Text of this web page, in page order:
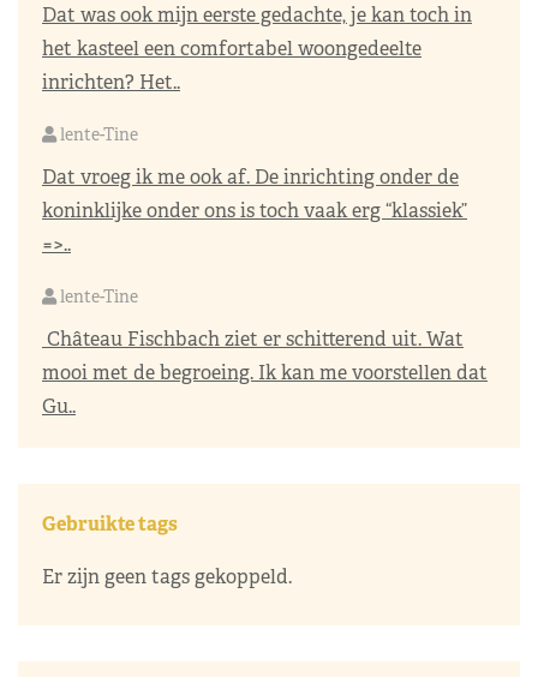
Dat was ook mijn eerste gedachte, je kan toch in
het kasteel een comfortabel woongedeelte
inrichten? Het..
lente-Tine
Dat vroeg ik me ook af. De inrichting onder de
koninklijke onder ons is toch vaak erg “klassiek”
=>..
lente-Tine
Château Fischbach ziet er schitterend uit. Wat
mooi met de begroeing. Ik kan me voorstellen dat
Gu..
Gebruikte tags
Er zijn geen tags gekoppeld.